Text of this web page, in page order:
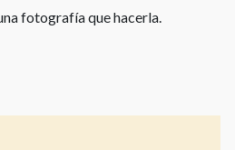
fotografía que hacerla.